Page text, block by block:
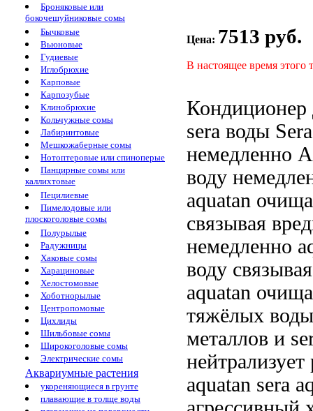
Броняковые или
бокочешуйниковые сомы
Бычковые
Вьюновые
Гудиевые
Иглобрюхие
Карповые
Карпозубые
Клинобрюхие
Кольчужные сомы
Лабиринтовые
Мешкожаберные сомы
Нотоптеровые или спиноперые
Панцирные сомы или
каллихтовые
Пецилиевые
Пимелодовые или
плоскоголовые сомы
Полурылые
Радужницы
Хаковые сомы
Харациновые
Хелостомовые
Хоботнорылые
Центропомовые
Цихлиды
Шильбовые сомы
Широкоголовые сомы
Электрические сомы
Аквариумные растения
укореняющиеся в грунте
плавающие в толще воды
Цена: 7513 руб.
В настоящее время этого
sera воды
немедленно
воду
aquatan
связывая
немедленно
воду
aquatan
тяжёлых
металлов и
aquatan sera